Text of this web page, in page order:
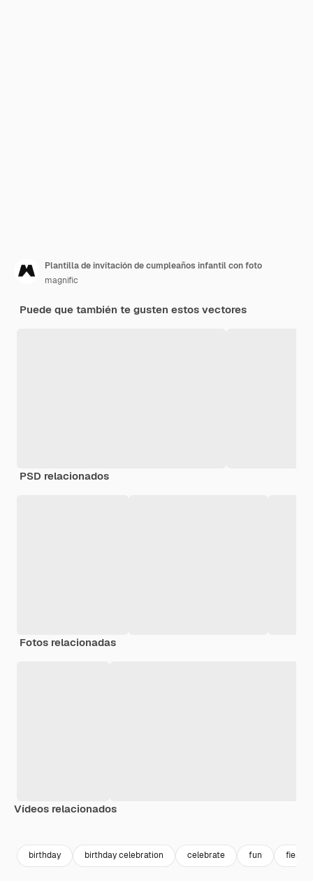
Plantilla de invitación de cumpleaños infantil con foto
magnific
Puede que también te gusten estos vectores
PSD relacionados
Fotos relacionadas
Vídeos relacionados
birthday birthday celebration celebrate fun fiesta